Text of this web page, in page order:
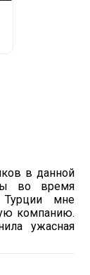
в данной
во время
Турции мне
компанию.
ужасная